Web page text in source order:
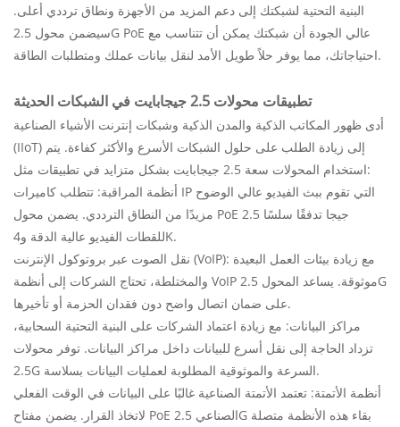
البنية التحتية لشبكتك إلى دعم المزيد من الأجهزة ونطاق ترددي أعلى.
سيضمن محول 2.5G PoE عالي الجودة أن شبكتك يمكن أن تتناسب مع
احتياجاتك، مما يوفر حلاً طويل الأمد لنقل بيانات عملك ومتطلبات الطاقة.
تطبيقات محولات 2.5 جيجابايت في الشبكات الحديثة
أدى ظهور المكاتب الذكية والمدن الذكية وشبكات إنترنت الأشياء الصناعية
(IIoT) إلى زيادة الطلب على حلول الشبكات الأسرع والأكثر كفاءة. يتم
استخدام المحولات سعة 2.5 جيجابايت بشكل متزايد في تطبيقات مثل:
أنظمة المراقبة: تتطلب كاميرات IP التي تقوم ببث الفيديو عالي الوضوح
مزيدًا من النطاق الترددي. يضمن محول PoE 2.5 جيجا تدفقًا سلسًا
للقطات الفيديو عالية الدقة و4K.
نقل الصوت عبر بروتوكول الإنترنت (VoIP): مع زيادة بيئات العمل البعيدة
والمختلطة، تحتاج الشركات إلى أنظمة VoIP موثوقة. يساعد المحول 2.5G
على ضمان اتصال واضح دون فقدان الحزمة أو تأخيرها.
مراكز البيانات: مع زيادة اعتماد الشركات على البنية التحتية السحابية،
تزداد الحاجة إلى نقل أسرع للبيانات داخل مراكز البيانات. توفر محولات
2.5G السرعة والموثوقية المطلوبة لعمليات البيانات بسلاسة.
أنظمة الأتمتة: تعتمد الأتمتة الصناعية غالبًا على البيانات في الوقت الفعلي
لاتخاذ القرار. يضمن مفتاح PoE الصناعي 2.5G بقاء هذه الأنظمة متصلة